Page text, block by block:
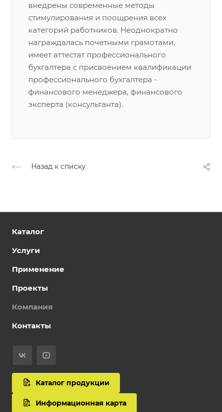
внедрены современные методы
стимулирования и поощрения всех
категорий работников. Неоднократно
награждалась почетными грамотами,
имеет аттестат профессионального
бухгалтера с присвоением квалификации
профессионального бухгалтера -
финансового менеджера, финансового
эксперта (консультанта).
Назад к списку
Каталог
Услуги
Применение
Проекты
Компания
Контакты
Каталог продукции
Информационная карта